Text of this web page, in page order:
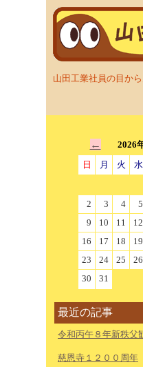
山田工業社員の目か
← 2026
日 月 火 水
2
3 4 5
9
10 11 12
16
17 18 19
23
24 25 26
30
31
最近の記事
令和丙午８年新秩父
慈恩寺１２００周年